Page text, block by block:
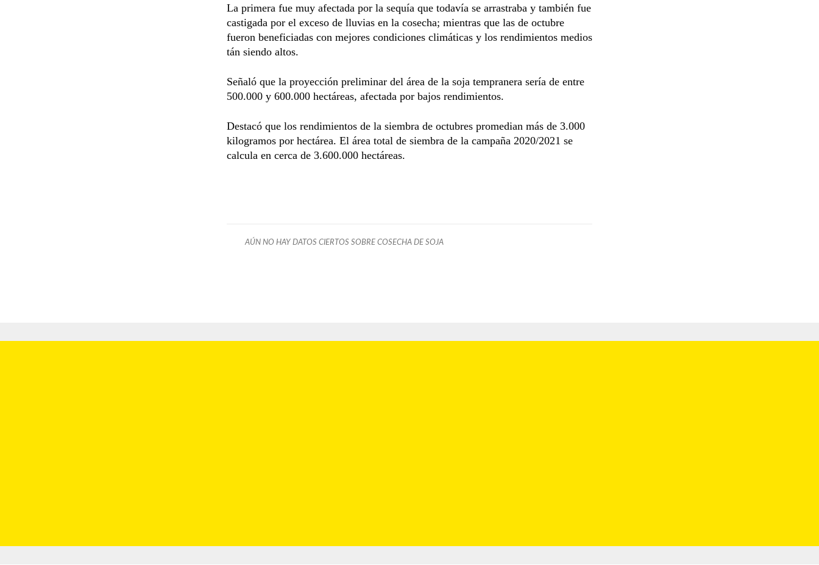
La primera fue muy afectada por la sequía que todavía se arrastraba y también fue
castigada por el exceso de lluvias en la cosecha; mientras que las de octubre
fueron beneficiadas con mejores condiciones climáticas y los rendimientos medios
tán siendo altos.
Señaló que la proyección preliminar del área de la soja tempranera sería de entre
500.000 y 600.000 hectáreas, afectada por bajos rendimientos.
Destacó que los rendimientos de la siembra de octubres promedian más de 3.000
kilogramos por hectárea. El área total de siembra de la campaña 2020/2021 se
calcula en cerca de 3.600.000 hectáreas.
AÚN NO HAY DATOS CIERTOS SOBRE COSECHA DE SOJA